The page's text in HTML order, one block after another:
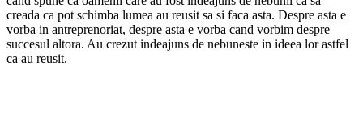
creada ca pot schimba lumea au reusit sa si faca asta. Despre asta e
vorba in antreprenoriat, despre asta e vorba cand vorbim despre
succesul altora. Au crezut indeajuns de nebuneste in ideea lor astfel
ca au reusit.